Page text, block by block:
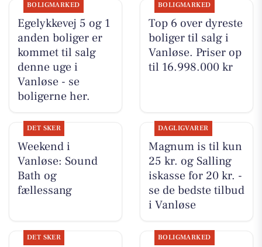
BOLIGMARKED
Egelykkevej 5 og 1
anden boliger er
kommet til salg
denne uge i
Vanløse - se
boligerne her.
BOLIGMARKED
Top 6 over dyreste
boliger til salg i
Vanløse. Priser op
til 16.998.000 kr
DET SKER
Weekend i
Vanløse: Sound
Bath og
fællessang
DAGLIGVARER
Magnum is til kun
25 kr. og Salling
iskasse for 20 kr. -
se de bedste tilbud
i Vanløse
DET SKER BOLIGMARKED